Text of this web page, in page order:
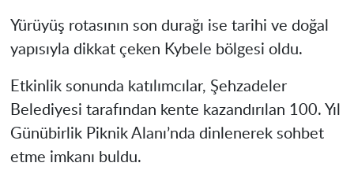
Yürüyüş rotasının son durağı ise tarihi ve doğal
yapısıyla dikkat çeken Kybele bölgesi oldu.
Etkinlik sonunda katılımcılar, Şehzadeler
Belediyesi tarafından kente kazandırılan 100. Yıl
Günübirlik Piknik Alanı’nda dinlenerek sohbet
etme imkanı buldu.